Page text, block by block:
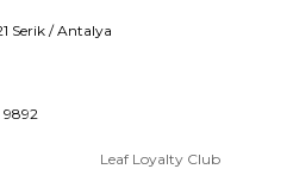
Serik / Antalya
Leaf Loyalty Club